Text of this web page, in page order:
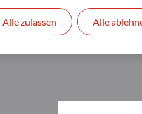
Alle
Alle zulassen